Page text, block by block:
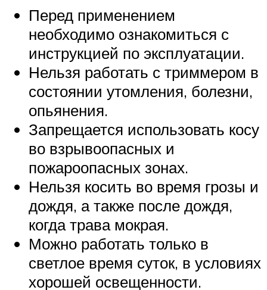
Перед применением
необходимо ознакомиться с
инструкцией по эксплуатации.
Нельзя работать с триммером в
состоянии утомления, болезни,
опьянения.
Запрещается использовать косу
во взрывоопасных и
пожароопасных зонах.
Нельзя косить во время грозы и
дождя, а также после дождя,
когда трава мокрая.
Можно работать только в
светлое время суток, в условиях
хорошей освещенности.